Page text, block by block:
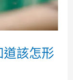
該怎形